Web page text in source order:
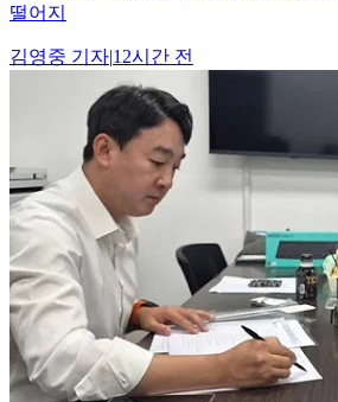
떨어지
김영중 기자|12시간 전